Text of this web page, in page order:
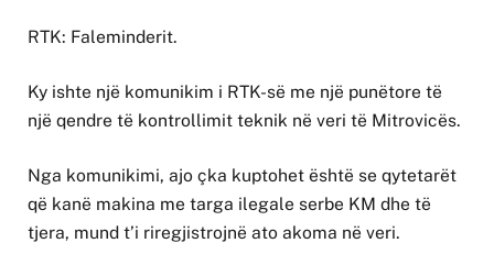
RTK: Faleminderit.
Ky ishte një komunikim i RTK-së me një punëtore të
një qendre të kontrollimit teknik në veri të Mitrovicës.
Nga komunikimi, ajo çka kuptohet është se qytetarët
që kanë makina me targa ilegale serbe KM dhe të
tjera, mund t’i riregjistrojnë ato akoma në veri.